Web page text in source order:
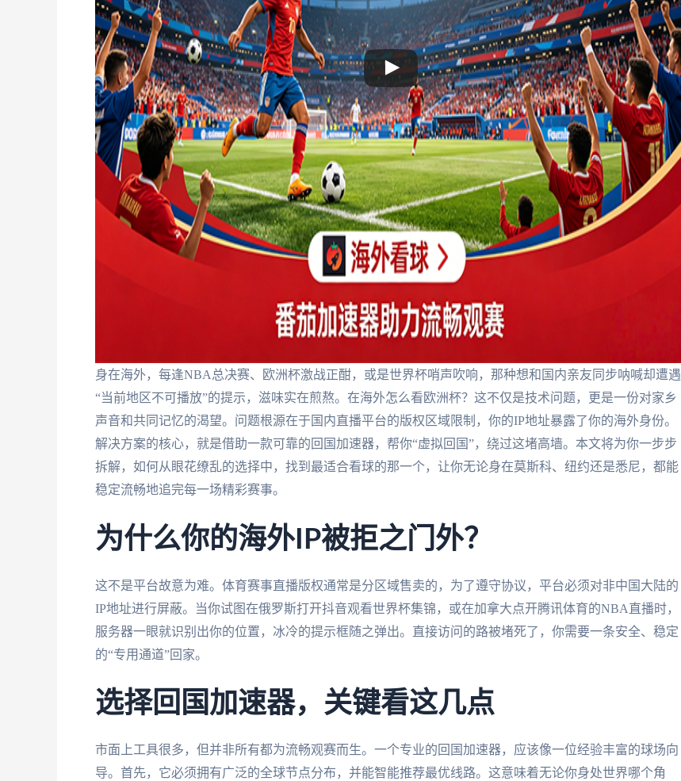
身在海外，每逢NBA总决赛、欧洲杯激战正酣，或是世界杯哨声吹响，那种想和国内亲友同步呐喊却遭遇
“当前地区不可播放”的提示，滋味实在煎熬。在海外怎么看欧洲杯？这不仅是技术问题，更是一份对家乡
声音和共同记忆的渴望。问题根源在于国内直播平台的版权区域限制，你的IP地址暴露了你的海外身份。
解决方案的核心，就是借助一款可靠的回国加速器，帮你“虚拟回国”，绕过这堵高墙。本文将为你一步步
拆解，如何从眼花缭乱的选择中，找到最适合看球的那一个，让你无论身在莫斯科、纽约还是悉尼，都能
稳定流畅地追完每一场精彩赛事。
为什么你的海外IP被拒之门外？
这不是平台故意为难。体育赛事直播版权通常是分区域售卖的，为了遵守协议，平台必须对非中国大陆的
IP地址进行屏蔽。当你试图在俄罗斯打开抖音观看世界杯集锦，或在加拿大点开腾讯体育的NBA直播时，
服务器一眼就识别出你的位置，冰冷的提示框随之弹出。直接访问的路被堵死了，你需要一条安全、稳定
的“专用通道”回家。
选择回国加速器，关键看这几点
市面上工具很多，但并非所有都为流畅观赛而生。一个专业的回国加速器，应该像一位经验丰富的球场向
导。首先，它必须拥有广泛的全球节点分布，并能智能推荐最优线路。这意味着无论你身处世界哪个角